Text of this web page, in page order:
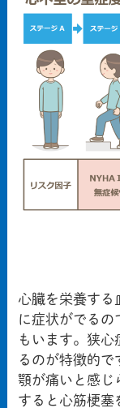
心臓を栄養する
に症状がでるの
もいます。狭心
るのが特徴的で
顎が痛いと感じ
すると心筋梗塞